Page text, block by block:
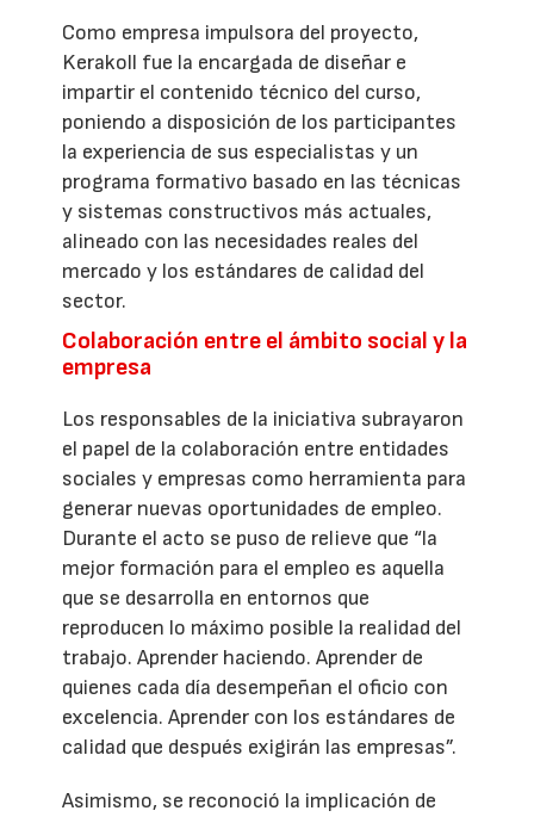
Como empresa impulsora del proyecto,
Kerakoll fue la encargada de diseñar e
impartir el contenido técnico del curso,
poniendo a disposición de los participantes
la experiencia de sus especialistas y un
programa formativo basado en las técnicas
y sistemas constructivos más actuales,
alineado con las necesidades reales del
mercado y los estándares de calidad del
sector.
Colaboración entre el ámbito social y la
empresa
Los responsables de la iniciativa subrayaron
el papel de la colaboración entre entidades
sociales y empresas como herramienta para
generar nuevas oportunidades de empleo.
Durante el acto se puso de relieve que “la
mejor formación para el empleo es aquella
que se desarrolla en entornos que
reproducen lo máximo posible la realidad del
trabajo. Aprender haciendo. Aprender de
quienes cada día desempeñan el oficio con
excelencia. Aprender con los estándares de
calidad que después exigirán las empresas”.
Asimismo, se reconoció la implicación de